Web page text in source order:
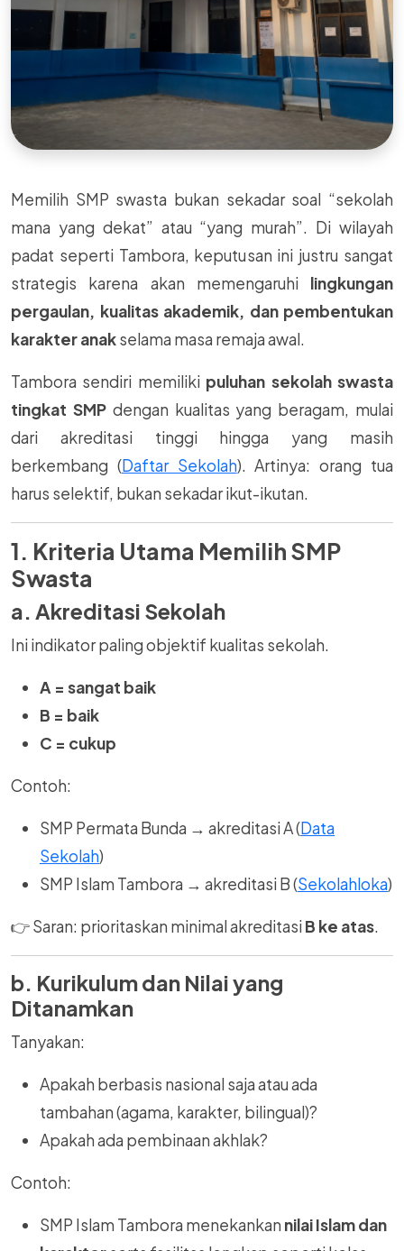
Memilih SMP swasta bukan sekadar soal “sekolah
mana yang dekat” atau “yang murah”. Di wilayah
padat seperti Tambora, keputusan ini justru sangat
strategis karena akan memengaruhi lingkungan
pergaulan, kualitas akademik, dan pembentukan
karakter anakselama masa remaja awal.
Tambora sendiri memiliki puluhan sekolah swasta
tingkat SMPdengan kualitas yang beragam, mulai
dari akreditasi tinggi hingga yang masih
berkembang (Daftar Sekolah). Artinya: orang tua
harus selektif, bukan sekadar ikut-ikutan.
1. Kriteria Utama Memilih SMP
Swasta
a. Akreditasi Sekolah
Ini indikator paling objektif kualitas sekolah.
A = sangat baik
B = baik
C = cukup
Contoh:
SMP Permata Bunda → akreditasi A (Data
Sekolah)
SMP Islam Tambora → akreditasi B (Sekolahloka)
👉 Saran: prioritaskan minimal akreditasi B ke atas.
b. Kurikulum dan Nilai yang
Ditanamkan
Tanyakan:
Apakah berbasis nasional saja atau ada
tambahan (agama, karakter, bilingual)?
Apakah ada pembinaan akhlak?
Contoh:
SMP Islam Tambora menekankan nilai Islam dan